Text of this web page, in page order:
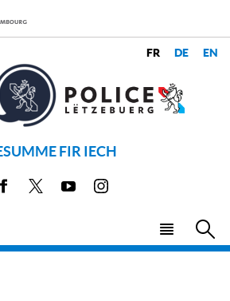
FIR IECH
Facebook YoutubeInstagram
Menu